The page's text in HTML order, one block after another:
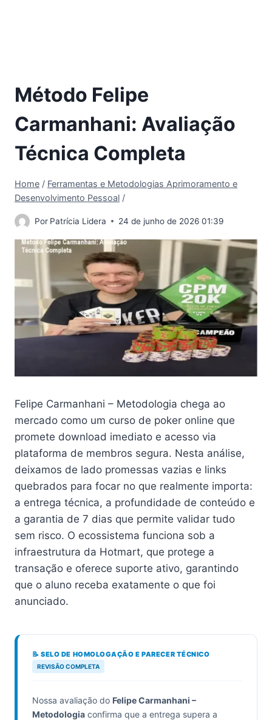
Método Felipe
Carmanhani: Avaliação
Técnica Completa
Home / Ferramentas e Metodologias Aprimoramento e
Desenvolvimento Pessoal /
Por Patrícia Lidera 24 de junho de 2026 01:39
Felipe Carmanhani – Metodologia chega ao
mercado como um curso de poker online que
promete download imediato e acesso via
plataforma de membros segura. Nesta análise,
deixamos de lado promessas vazias e links
quebrados para focar no que realmente importa:
a entrega técnica, a profundidade de conteúdo e
a garantia de 7 dias que permite validar tudo
sem risco. O ecossistema funciona sob a
infraestrutura da Hotmart, que protege a
transação e oferece suporte ativo, garantindo
que o aluno receba exatamente o que foi
anunciado.
📝 SELO DE HOMOLOGAÇÃO E PARECER TÉCNICO
REVISÃO COMPLETA
Nossa avaliação do Felipe Carmanhani –
Metodologia confirma que a entrega supera a